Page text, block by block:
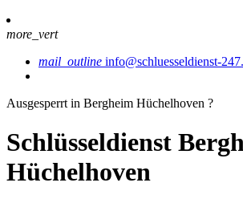
more_vert
mail_outline info@schluesseldienst-
Ausgesperrt in Bergheim Hüchelhoven ?
Schlüsseldienst
Hüchelhoven